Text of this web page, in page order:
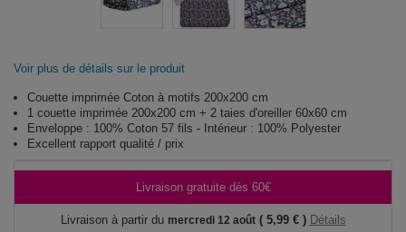
Voir plus de détails sur le produit
Couette imprimée Coton à motifs 200x200 cm
1 couette imprimée 200x200 cm + 2 taies d'oreiller 60x60 cm
Enveloppe : 100% Coton 57 fils - Intérieur : 100% Polyester
Excellent rapport qualité / prix
Livraison gratuite dès 60€
Livraison à partir du mercredi 12 août ( 5,99 € ) Détails